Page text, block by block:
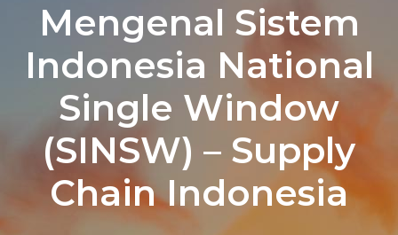
Mengenal Sistem
Indonesia National
Single Window
(SINSW) – Supply
Chain Indonesia